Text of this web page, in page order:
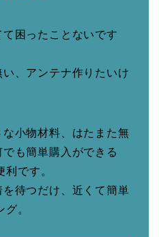
困ったことないです
、アンテナ作りたいけ
小物材料、はたまた無
も簡単購入ができる
です。
待つだけ、近くて簡単
。